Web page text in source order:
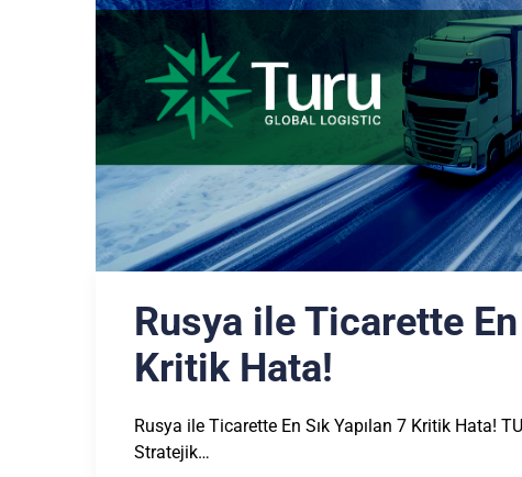
Rusya ile Ticarette En
Kritik Hata!
Rusya ile Ticarette En Sık Yapılan 7 Kritik Hata!
Stratejik…